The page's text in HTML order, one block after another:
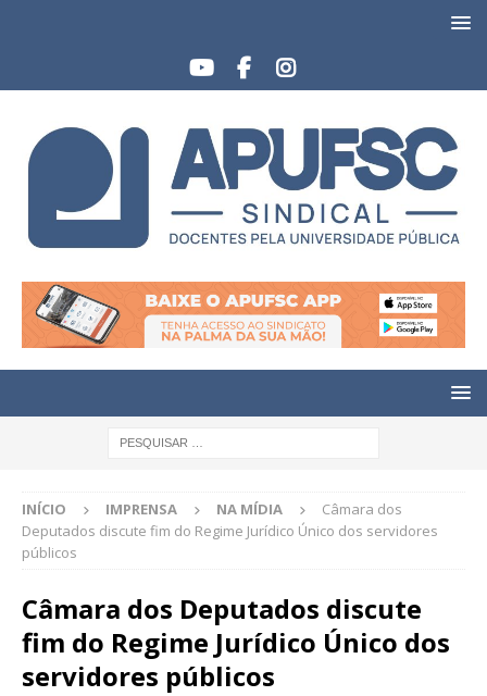
INÍCIO IMPRENSA NA MÍDIA
Câmara dos
Deputados discute fim do Regime Jurídico Único dos servidores
públicos
Câmara dos Deputados discute
fim do Regime Jurídico Único dos
servidores públicos